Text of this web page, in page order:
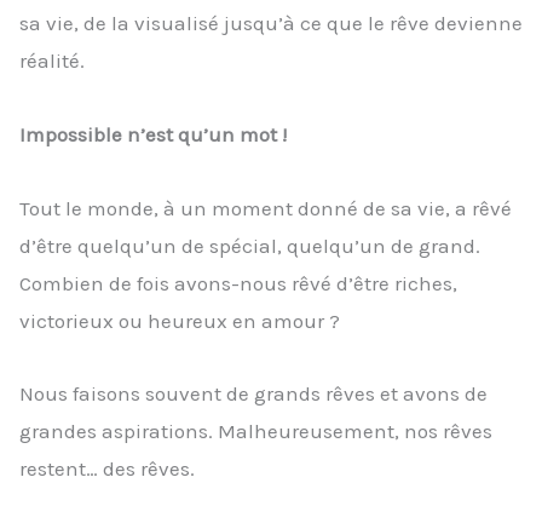
sa vie, de la visualisé jusqu’à ce que le rêve devienne
réalité.
Impossible n’est qu’un mot !
Tout le monde, à un moment donné de sa vie, a rêvé
d’être quelqu’un de spécial, quelqu’un de grand.
Combien de fois avons-nous rêvé d’être riches,
victorieux ou heureux en amour ?
Nous faisons souvent de grands rêves et avons de
grandes aspirations. Malheureusement, nos rêves
restent… des rêves.